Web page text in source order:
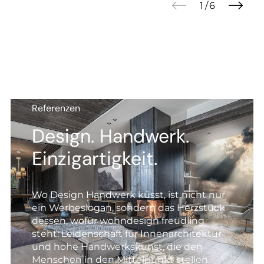
--
Referenzen
Design. Handwerk.
Einzigartigkeit.
Wo Design Handwerk küsst, ist nicht nur
ein Werbeslogan, sondern das Herzstück
dessen, wofür wohndesign freudling
steht: Leidenschaft für Innenarchitektur
und hohe Handwerkskunst, die den
Menschen in den Mittelpunkt stellen.